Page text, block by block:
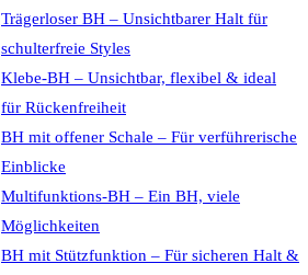
Trägerloser BH – Unsichtbarer Halt für
schulterfreie Styles
Klebe-BH – Unsichtbar, flexibel & ideal
für Rückenfreiheit
BH mit offener Schale – Für verführerische
Einblicke
Multifunktions-BH – Ein BH, viele
Möglichkeiten
BH mit Stützfunktion – Für sicheren Halt &